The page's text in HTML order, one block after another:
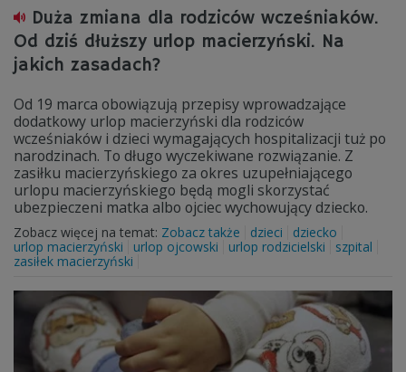
Duża zmiana dla rodziców wcześniaków.
Od dziś dłuższy urlop macierzyński. Na
jakich zasadach?
Od 19 marca obowiązują przepisy wprowadzające
dodatkowy urlop macierzyński dla rodziców
wcześniaków i dzieci wymagających hospitalizacji tuż po
narodzinach. To długo wyczekiwane rozwiązanie. Z
zasiłku macierzyńskiego za okres uzupełniającego
urlopu macierzyńskiego będą mogli skorzystać
ubezpieczeni matka albo ojciec wychowujący dziecko.
Zobacz więcej na temat: Zobacz także dzieci
dziecko
urlop macierzyński
urlop ojcowski urlop rodzicielski
szpital
zasiłek macierzyński